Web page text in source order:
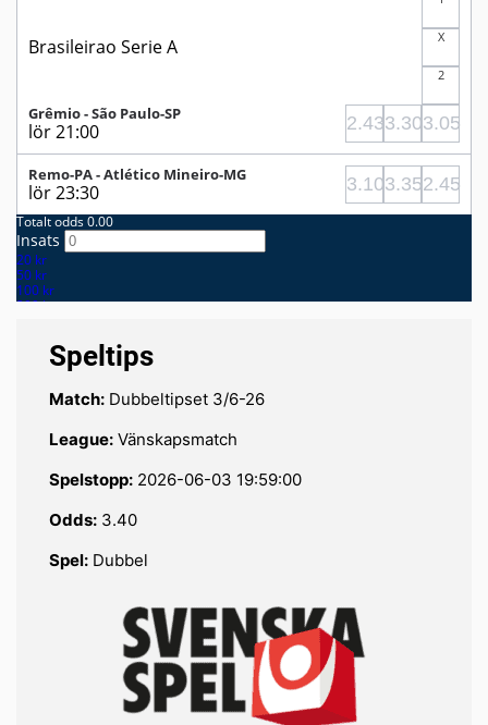
Speltips
Match: Dubbeltipset 3/6-26
League: Vänskapsmatch
Spelstopp: 2026-06-03 19:59:00
Odds: 3.40
Spel: Dubbel